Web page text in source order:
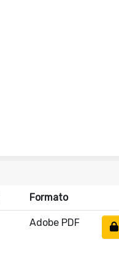
Formato
Adobe PDF